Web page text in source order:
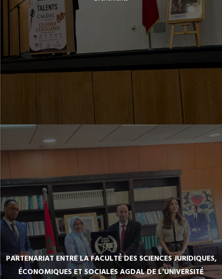
PARTENARIAT ENTRE LA FACULTÉ DES SCIENCES JURIDIQUES,
ÉCONOMIQUES ET SOCIALES AGDAL DE L’UNIVERSITÉ